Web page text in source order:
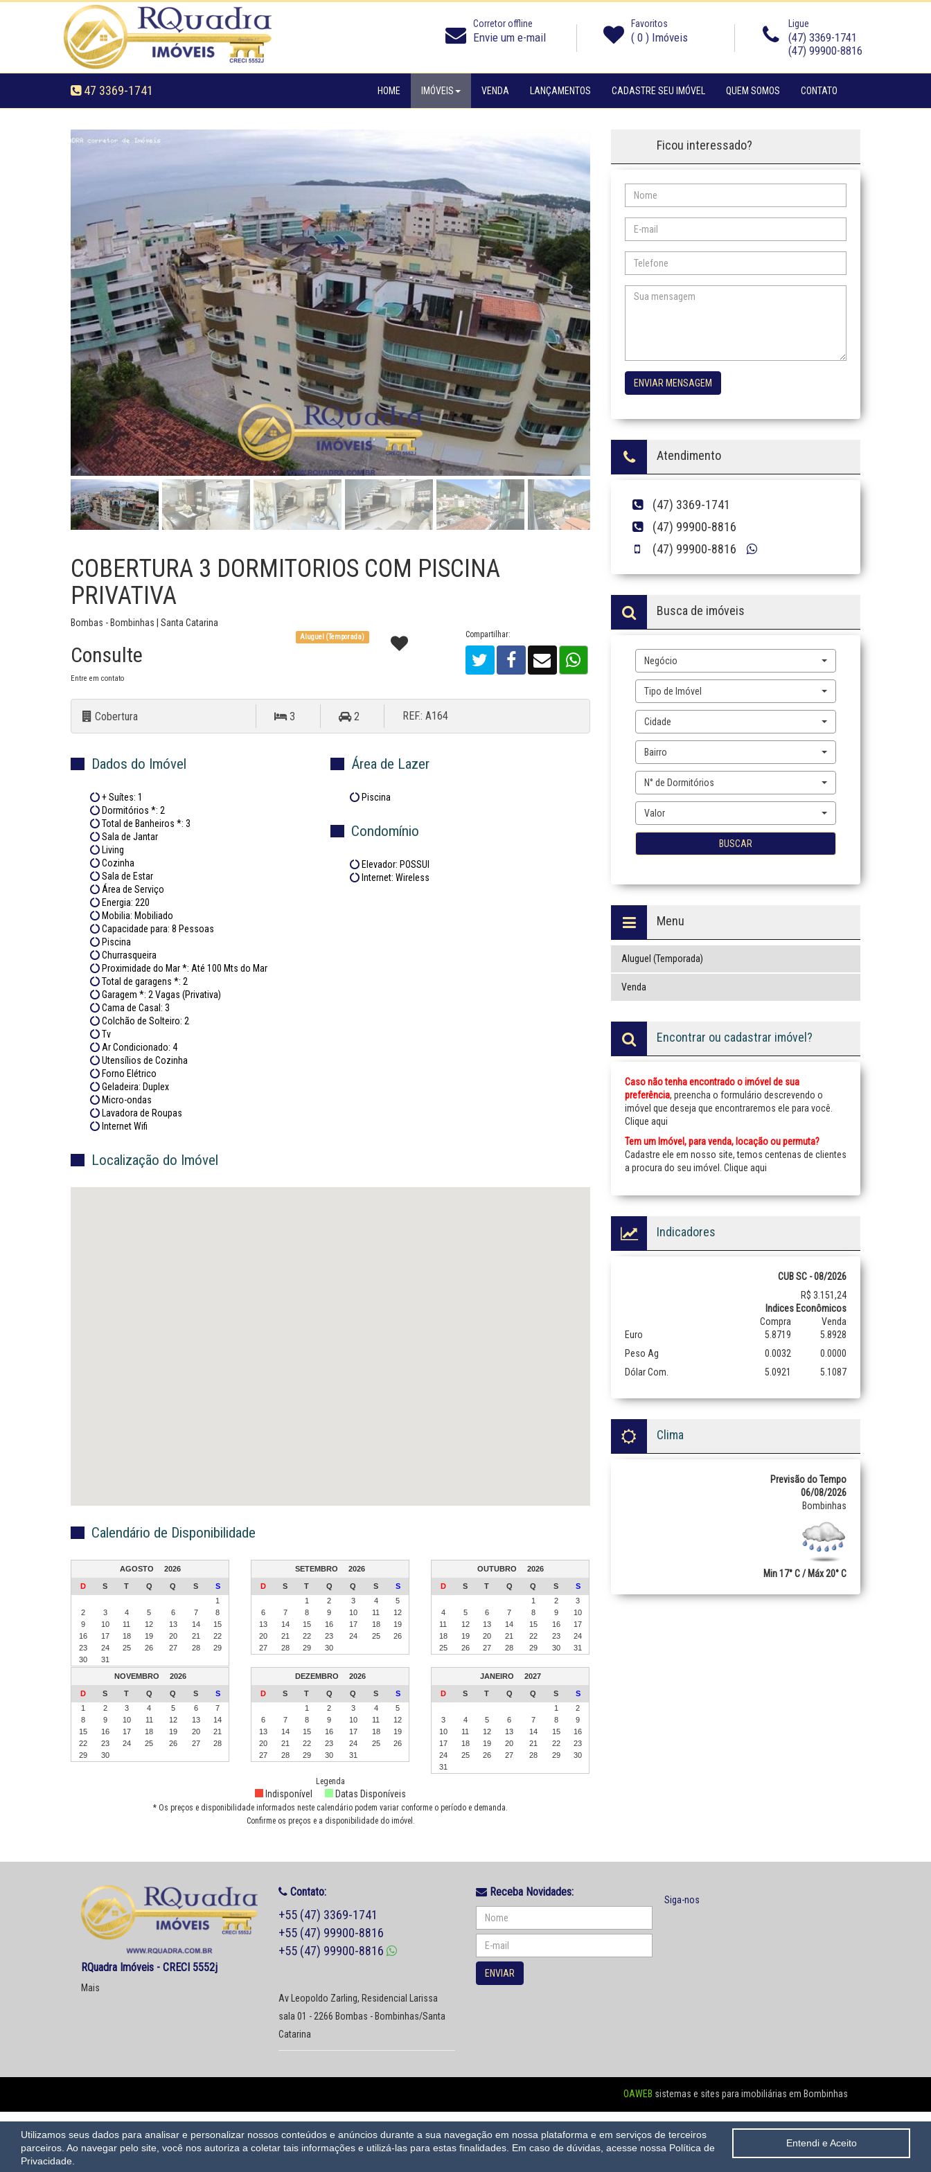
Utilizamos seus dados para analisar e personalizar nossos conteúdos e anúncios durante a sua navegação em nossa plataforma e em serviços de terceiros
parceiros. Ao navegar pelo site, você nos autoriza a coletar tais informações e utilizá-las para estas finalidades. Em caso de dúvidas, acesse nossa Política de
Privacidade.
Entendi e Aceito
Corretor offline
Envie um e-mail
Favoritos
( 0) Imóveis
Ligue
(47) 3369-1741
(47) 99900-8816
47 3369-1741 HOME IMÓVEIS VENDA LANÇAMENTOS CADASTRE SEU IMÓVEL (CURRENT)
QUEM SOMOS (CURRENT)
CONTATO
COBERTURA 3 DORMITORIOS COM PISCINA
PRIVATIVA
Bombas - Bombinhas | Santa Catarina
Consulte
Entre em contato
Aluguel (Temporada) Compartilhar:
Cobertura 3 2 REF.: A164
Dados do Imóvel
+ Suítes: 1
Dormitórios *: 2
Total de Banheiros *: 3
Sala de Jantar
Living
Cozinha
Sala de Estar
Área de Serviço
Energia: 220
Mobilia: Mobiliado
Capacidade para: 8 Pessoas
Piscina
Churrasqueira
Proximidade do Mar *: Até 100 Mts do Mar
Total de garagens *: 2
Garagem *: 2 Vagas (Privativa)
Cama de Casal: 3
Colchão de Solteiro: 2
Tv
Ar Condicionado: 4
Utensílios de Cozinha
Forno Elétrico
Geladeira: Duplex
Micro-ondas
Lavadora de Roupas
Internet Wifi
Área de Lazer
Piscina
Condomínio
Elevador: POSSUI
Internet: Wireless
Localização do Imóvel
Calendário de Disponibilidade
AGOSTO 2026
D S T Q Q S
S
1
2
3 4 5 6 7
8
9
10 11 12 13 14
15
16
17 18 19 20 21
22
23
24 25 26 27 28
29
30
31
SETEMBRO2026
D S T Q Q S
S
1
2 3 4
5
6
7 8 9 10 11
12
13
14 15 16 17 18
19
20
21 22 23 24 25
26
27
28 29 30
OUTUBRO 2026
D S T Q Q S
S
1
2
3
4
5 6 7 8 9
10
11
12 13 14 15 16
17
18
19 20 21 22 23
24
25
26 27 28 29 30 31
NOVEMBRO 2026
D S T Q Q S
S
1
2 3 4 5 6
7
8
9 10 11 12 13
14
15
16 17 18 19 20
21
22
23 24 25 26 27
28
29
30
DEZEMBRO 2026
D S T Q Q S
S
1
2 3 4
5
6
7 8 9 10 11
12
13
14 15 16 17 18
19
20
21 22 23 24 25
26
27
28 29 30 31
JANEIRO 2027
D S T Q Q S
S
1
2
3
4 5 6 7 8
9
10
11 12 13 14 15
16
17
18 19 20 21 22
23
24
25 26 27 28 29
30
31
Legenda
Indisponível Datas Disponíveis
* Os preços e disponibilidade informados neste calendário podem variar conforme o período e demanda.
Confirme os preços e a disponibilidade do imóvel.
Ficou interessado?
ENVIAR MENSAGEM
Atendimento
(47) 3369-1741
(47) 99900-8816
(47) 99900-8816
Busca de imóveis
Negócio
Tipo de Imóvel
Cidade
Bairro
N° de Dormitórios
Valor
BUSCAR
Menu
Aluguel (Temporada)
Venda
Encontrar ou cadastrar imóvel?
Caso não tenha encontrado o imóvel de sua
preferência, preencha o formulário descrevendo o
imóvel que deseja que encontraremos ele para você.
Clique aqui
Tem um Imóvel, para venda, locação ou permuta?
Cadastre ele em nosso site, temos centenas de clientes
a procura do seu imóvel. Clique aqui
Indicadores
CUB SC - 08/2026
R$ 3.151,24
Indices Econômicos
Compra
Venda
Euro
5.8719
5.8928
Peso Ag
0.0032
0.0000
Dólar Com.
5.0921 5.1087
Clima
Previsão do Tempo
06/08/2026
Bombinhas
Min 17° C / Máx 20° C
RQuadra Imóveis - CRECI 5552j
Mais
Contato:
+55 (47) 3369-1741
+55 (47) 99900-8816
+55 (47) 99900-8816
Av Leopoldo Zarling, Residencial Larissa
sala 01 - 2266 Bombas - Bombinhas/Santa
Catarina
Receba Novidades:
ENVIAR
Siga-nos
OAWEB sistemas e sites para imobiliárias em Bombinhas